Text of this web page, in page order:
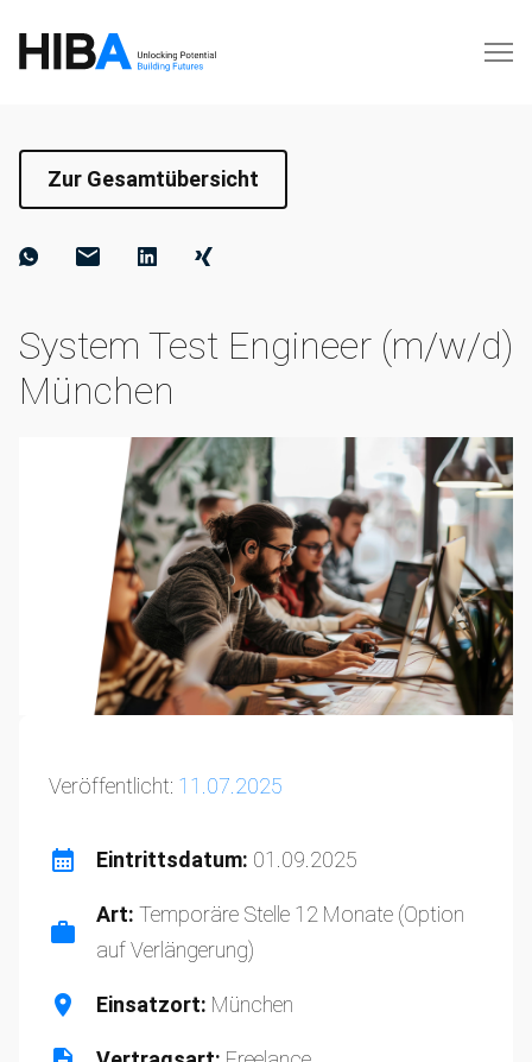
Zur Gesamtübersicht
System Test Engineer (m/w/d)
München
Veröffentlicht: 11.07.2025
Eintrittsdatum: 01.09.2025
Art: Temporäre Stelle 12 Monate (Option
auf Verlängerung)
Einsatzort: München